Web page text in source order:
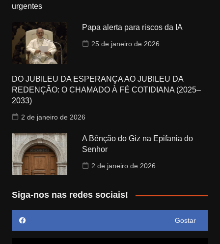
Papa alerta para riscos da IA
25 de janeiro de 2026
DO JUBILEU DA ESPERANÇA AO JUBILEU DA
REDENÇÃO: O CHAMADO À FÉ COTIDIANA (2025–
2033)
2 de janeiro de 2026
A Bênção do Giz na Epifania do
Senhor
2 de janeiro de 2026
Siga-nos nas redes sociais!
Gostar